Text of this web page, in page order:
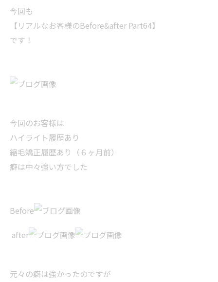
今回も
【リアルなお客様のBefore&after Part64】
です！
今回のお客様は
ハイライト履歴あり
縮毛矯正履歴あり（６ヶ月前）
癖は中々強い方でした
Before
after
元々の癖は強かったのですが